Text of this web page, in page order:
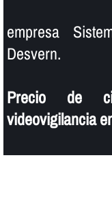
empresa
Desvern.
Precio de
videovigilancia